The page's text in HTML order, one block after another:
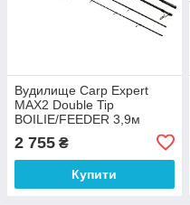
Вудилище Carp Expert
MAX2 Double Tip
BOILIE/FEEDER 3,9м
2 755 ₴
Купити